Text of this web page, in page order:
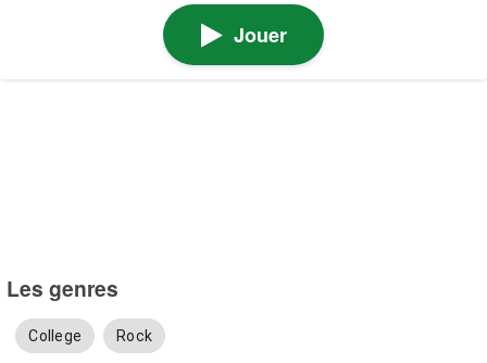
Jouer
Les genres
College Rock